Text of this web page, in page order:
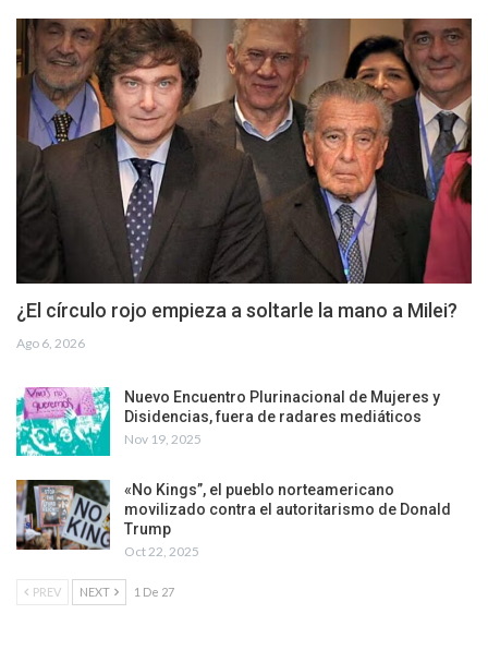
¿El círculo rojo empieza a soltarle la mano a Milei?
Ago 6, 2026
Nuevo Encuentro Plurinacional de Mujeres y
Disidencias, fuera de radares mediáticos
Nov 19, 2025
«No Kings”, el pueblo norteamericano
movilizado contra el autoritarismo de Donald
Trump
Oct 22, 2025
PREV NEXT 1 De 27